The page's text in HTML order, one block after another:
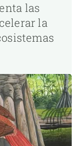
las
la